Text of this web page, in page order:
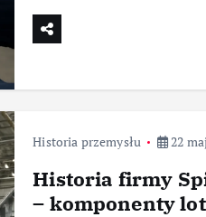
Historia przemysłu 22
Historia firmy
– komponenty